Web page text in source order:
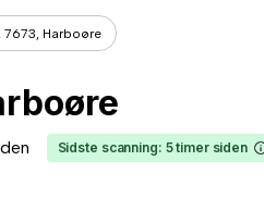
Harboøre
Sidste scanning: 5 timer siden